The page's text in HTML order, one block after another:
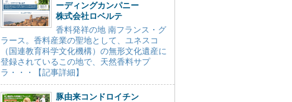
ーディングカンパニー
株式会社ロベルテ
香料発祥の地 南フランス・グ
ラース。香料産業の聖地として、ユネスコ
（国連教育科学文化機構）の無形文化遺産に
登録されているこの地で、天然香料サプ
ラ・・・【記事詳細】
豚由来コンドロイチン